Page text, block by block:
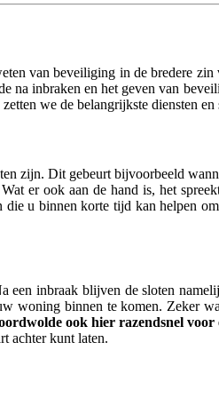
van beveiliging in de bredere
na inbraken en het geven van
we de belangrijkste diensten en
zijn. Dit gebeurt bijvoorbeeld
er ook aan de hand is, het
u binnen korte tijd kan helpen
inbraak blijven de sloten
woning binnen te komen. Zeker
ook hier razendsnel voor
achter kunt laten.